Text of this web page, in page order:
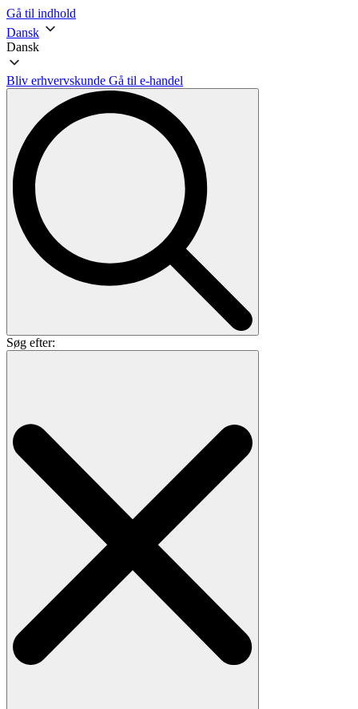
Gå til indhold
Dansk
Dansk
Bliv erhvervskunde Gå til e-handel
Søg efter: